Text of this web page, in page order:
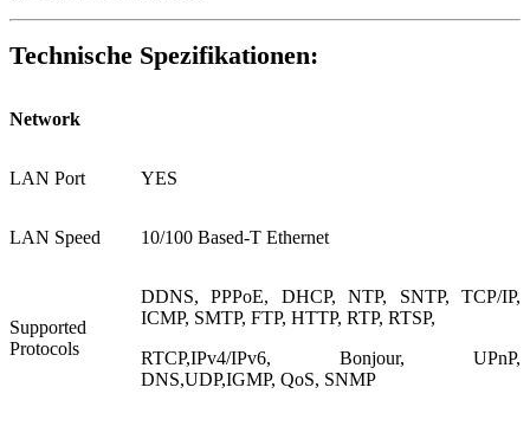
Technische Spezifikationen:
Network
LAN Port YES
LAN Speed 10/100 Based-T Ethernet
Supported
Protocols
DDNS, PPPoE, DHCP, NTP, SNTP, TCP/IP,
ICMP, SMTP, FTP, HTTP, RTP, RTSP,
RTCP,IPv4/IPv6, Bonjour, UPnP,
DNS,UDP,IGMP, QoS, SNMP